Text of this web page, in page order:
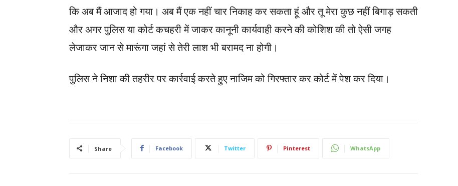
कि अब मैं आजाद हो गया। अब मैं एक नहीं चार निकाह कर सकता हूं और तू मेरा कुछ नहीं बिगाड़ सकती
और अगर पुलिस या कोर्ट कचहरी में जाकर कानूनी कार्यवाही करने की कोशिश की तो ऐसी जगह
लेजाकर जान से मारूंगा जहां से तेरी लाश भी बरामद ना होगी।
पुलिस ने निशा की तहरीर पर कार्रवाई करते हुए नाजिम को गिरफ्तार कर कोर्ट में पेश कर दिया।
Share Facebook Twitter Pinterest WhatsApp